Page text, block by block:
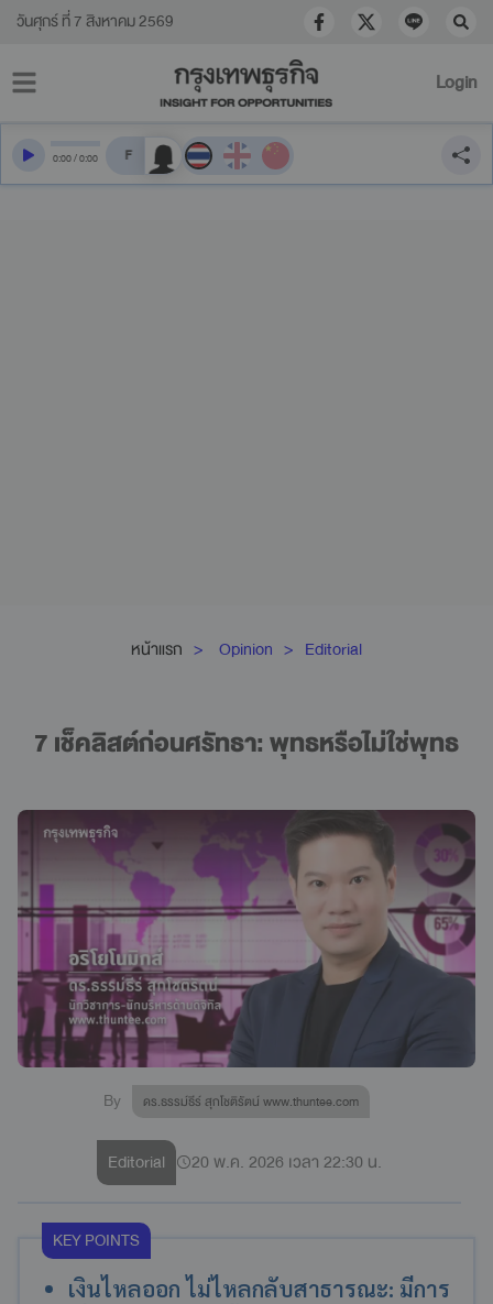
วันศุกร์ ที่ 7 สิงหาคม 2569
Login
หน้าแรก Opinion Editorial
7 เช็คลิสต์ก่อนศรัทธา: พุทธหรือไม่ใช่พุทธ
By ดร.ธรรม์ธีร์ สุกโชติรัตน์ www.thuntee.com
0:00/0:00 สลับเสียงอ่าน
Editorial 20 พ.ค. 2026 เวลา 22:30 น.
KEY POINTS
เงินไหลออก ไม่ไหลกลับสาธารณะ: มีการ